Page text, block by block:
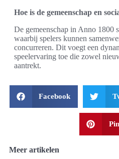
Hoe is de gemeenschap en
De gemeenschap in Anno 1800
waarbij spelers kunnen
concurreren. Dit voegt een
speelervaring toe die zowel
aantrekt.
Facebook
Meer artikelen